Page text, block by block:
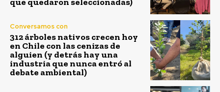
Conversamos con
312 árboles nativos crecen hoy
en Chile con las cenizas de
alguien (y detrás hay una
industria que nunca entró al
debate ambiental)